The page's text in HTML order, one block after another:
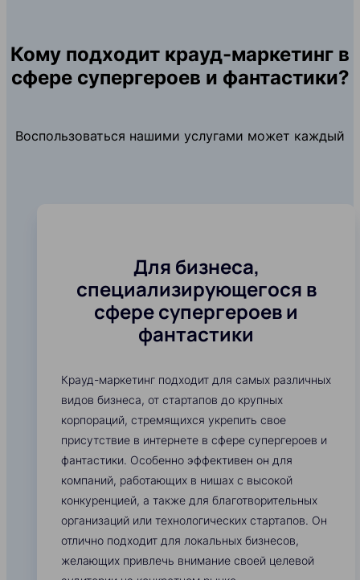
Кому подходит крауд-маркетинг в
сфере супергероев и фантастики?
Воспользоваться нашими услугами может каждый
Для бизнеса,
специализирующегося в
сфере супергероев и
фантастики
Крауд-маркетинг подходит для самых различных
видов бизнеса, от стартапов до крупных
корпораций, стремящихся укрепить свое
присутствие в интернете в сфере супергероев и
фантастики. Особенно эффективен он для
компаний, работающих в нишах с высокой
конкуренцией, а также для благотворительных
организаций или технологических стартапов. Он
отлично подходит для локальных бизнесов,
желающих привлечь внимание своей целевой